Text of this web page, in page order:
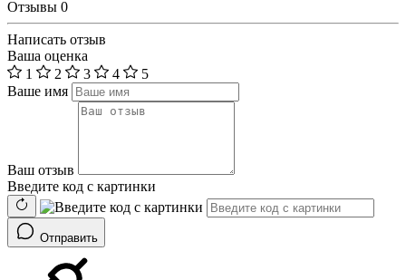
Отзывы 0
Написать отзыв
Ваша оценка
1
2 3 4
5
Ваше имя
Ваш отзыв
Введите код с картинки
Отправить